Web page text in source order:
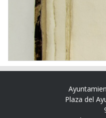
Plaza del